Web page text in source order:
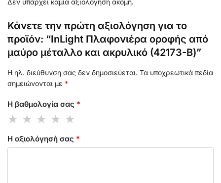
Κάνετε την πρώτη αξιολόγηση για το
προϊόν: “InLight Πλαφονιέρα οροφής από
μαύρο μέταλλο και ακρυλικό (42173-Β)”
Η ηλ. διεύθυνση σας δεν δημοσιεύεται. Τα υποχρεωτικά πεδία
σημειώνονται με *
Η βαθμολογία σας *
Η αξιολόγησή σας *